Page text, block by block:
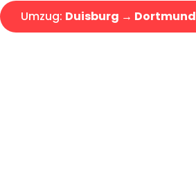
Umzug: Duisburg → Dortmund